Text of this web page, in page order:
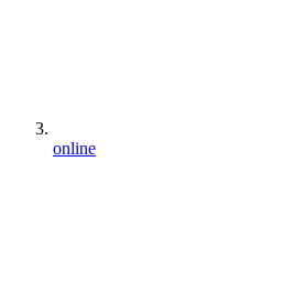
online